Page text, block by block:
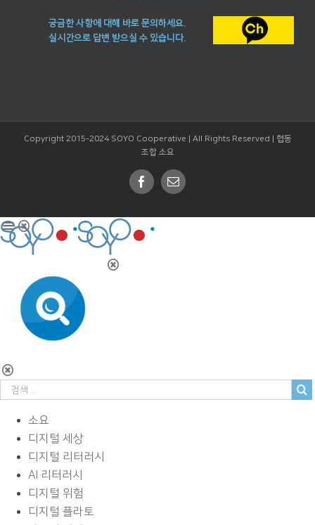
궁금한 사항에 대해 바로 문의하세요.
실시간으로 답변 받으실 수 있습니다.
Copyright 2015-2024 SOYO Cooperative | All Rights Reserved | 협동
조합 소요
Facebook
Email
소요
디지털 세상
디지털 리터러시
AI 리터러시
디지털 위험
디지털 플라토